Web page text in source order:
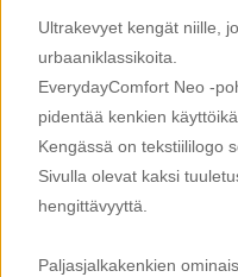
Ultrakevyet kengät niille,
urbaaniklassikoita.
EverydayComfort Neo -
pidentää kenkien
Kengässä on tekstiililogo
Sivulla olevat kaksi
hengittävyyttä.
Paljasjalkakenkien